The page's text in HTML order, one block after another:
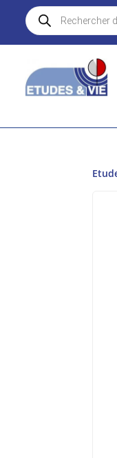
Recherche
de
produits